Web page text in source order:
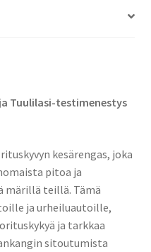
Tuulilasi-testimenestys
kesärengas, joka
pitoa ja
märillä teillä. Tämä
ja urheiluautoille,
ja tarkkaa
sitoutumista